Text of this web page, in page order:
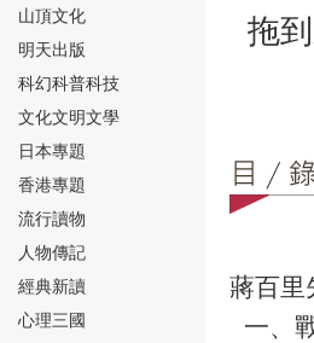
⑬
⑭
山頂文化
明天出版
科幻科普科技
文化文明文學
日本專題
香港專題
流行讀物
人物傳記
經典新讀
心理三國
拖
蔣百里
一、